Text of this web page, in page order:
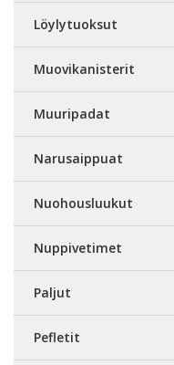
Löylytuoksut
Muovikanisterit
Muuripadat
Narusaippuat
Nuohousluukut
Nuppivetimet
Paljut
Pefletit